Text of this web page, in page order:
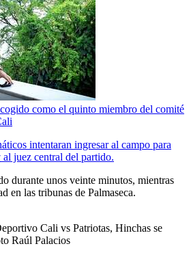
como el quinto miembro del comité
intentaran ingresar al campo para
juez central del partido.
durante unos veinte minutos, mientras
en las tribunas de Palmaseca.
Cali vs Patriotas, Hinchas se
Raúl Palacios